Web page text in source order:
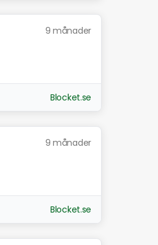
9 månader
Blocket.se
9 månader
Blocket.se